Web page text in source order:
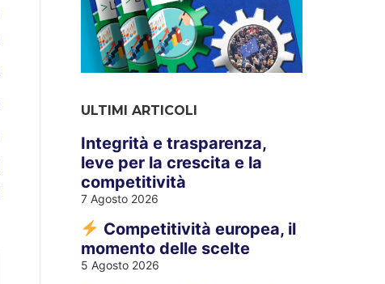
ULTIMI ARTICOLI
Integrità e trasparenza,
leve per la crescita e la
competitività
7 Agosto 2026
Competitività europea, il
momento delle scelte
5 Agosto 2026